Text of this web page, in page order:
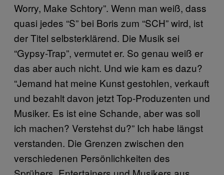
Worry, Make Schtory”. Wenn man weiß, dass
quasi jedes “S” bei Boris zum “SCH” wird, ist
der Titel selbsterklärend. Die Musik sei
“Gypsy-Trap”, vermutet er. So genau weiß er
das aber auch nicht. Und wie kam es dazu?
“Jemand hat meine Kunst gestohlen, verkauft
und bezahlt davon jetzt Top-Produzenten und
Musiker. Es ist eine Schande, aber was soll
ich machen? Verstehst du?” Ich habe längst
verstanden. Die Grenzen zwischen den
verschiedenen Persönlichkeiten des